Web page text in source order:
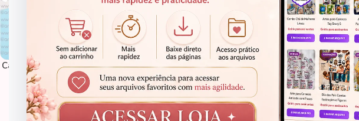
Card Moedinha | Envelope Trident
– Novembro Azul
R$ 0,90